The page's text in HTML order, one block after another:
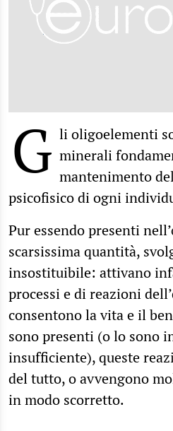
G li oligoelementi
minerali
mantenimento
psicofisico di ogni
Pur essendo presenti
scarsissima quantità,
insostituibile: attivano
processi e di reazioni
consentono la vita e il
sono presenti (o lo sono
insufficiente), queste
del tutto, o avvengono
in modo scorretto.